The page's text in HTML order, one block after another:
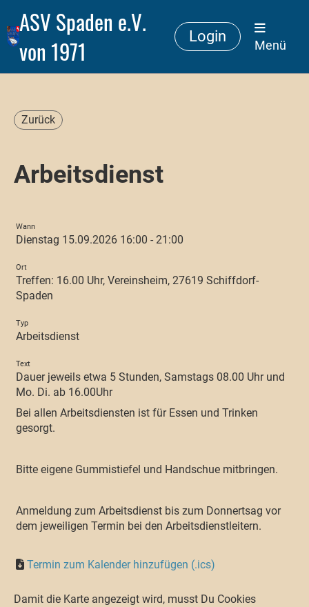
ASV Spaden e.V.
von 1971
Login
Menü
Zurück
Arbeitsdienst
Wann
Dienstag 15.09.2026 16:00 - 21:00
Ort
Treffen: 16.00 Uhr, Vereinsheim, 27619 Schiffdorf-
Spaden
Typ
Arbeitsdienst
Text
Dauer jeweils etwa 5 Stunden, Samstags 08.00 Uhr und
Mo. Di. ab 16.00Uhr
Bei allen Arbeitsdiensten ist für Essen und Trinken
gesorgt.
Bitte eigene Gummistiefel und Handschue mitbringen.
Anmeldung zum Arbeitsdienst bis zum Donnertsag vor
dem jeweiligen Termin bei den Arbeitsdienstleitern.
Termin zum Kalender hinzufügen (.ics)
Damit die Karte angezeigt wird, musst Du Cookies